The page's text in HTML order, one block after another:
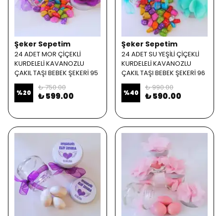
Şeker Sepetim
24 ADET MOR ÇİÇEKLİ
KURDELELİ KAVANOZLU
ÇAKIL TAŞI BEBEK ŞEKERİ 95
%20
₺ 750.00
₺ 599.00
Şeker Sepetim
24 ADET SU YEŞİLİ ÇİÇEKLİ
KURDELELİ KAVANOZLU
ÇAKIL TAŞI BEBEK ŞEKERİ 96
%40
₺ 990.00
₺ 590.00